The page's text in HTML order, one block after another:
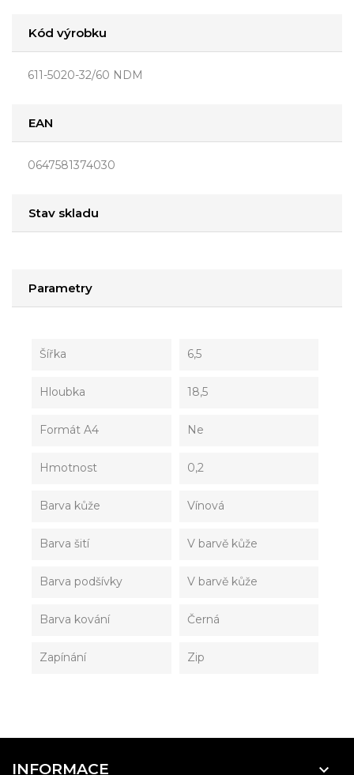
Kód výrobku
611-5020-32/60 NDM
EAN
0647581374030
Stav skladu
Parametry
Šířka 6,5
Hloubka 18,5
Formát A4 Ne
Hmotnost 0,2
Barva kůže Vínová
Barva šití V barvě kůže
Barva podšívky V barvě kůže
Barva kování Černá
Zapínání Zip
INFORMACE 